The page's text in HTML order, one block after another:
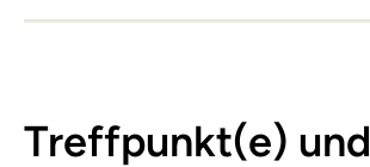
Treffpunkt(e) und